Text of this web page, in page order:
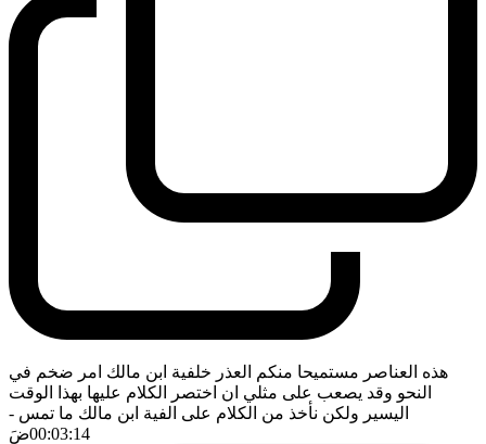
هذه العناصر مستميحا منكم العذر خلفية ابن مالك امر ضخم في
النحو وقد يصعب على مثلي ان اختصر الكلام عليها بهذا الوقت
اليسير ولكن نأخذ من الكلام على الفية ابن مالك ما تمس -
00:03:14ضَ